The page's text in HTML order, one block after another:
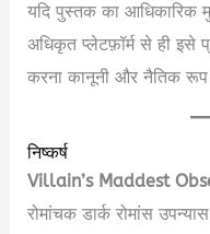
यदि पुस्तक का आधिकारिक
अधिकृत प्लेटफ़ॉर्म से ही इसे
करना कानूनी और नैतिक
निष्कर्ष
Villain’s Maddest
रोमांचक डार्क रोमांस